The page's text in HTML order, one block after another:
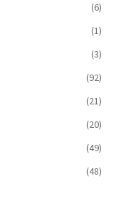
(6)
(1)
(3)
(92)
(21)
(20)
(49)
(48)